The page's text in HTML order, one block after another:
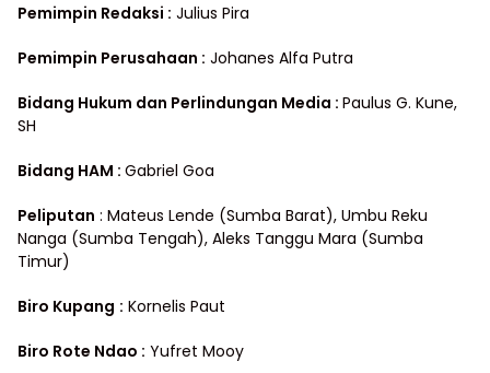
Pemimpin Redaksi : Julius Pira
Pemimpin Perusahaan : Johanes Alfa Putra
Bidang Hukum dan Perlindungan Media : Paulus G. Kune,
SH
Bidang HAM : Gabriel Goa
Peliputan : Mateus Lende (Sumba Barat), Umbu Reku
Nanga (Sumba Tengah), Aleks Tanggu Mara (Sumba
Timur)
Biro Kupang : Kornelis Paut
Biro Rote Ndao : Yufret Mooy